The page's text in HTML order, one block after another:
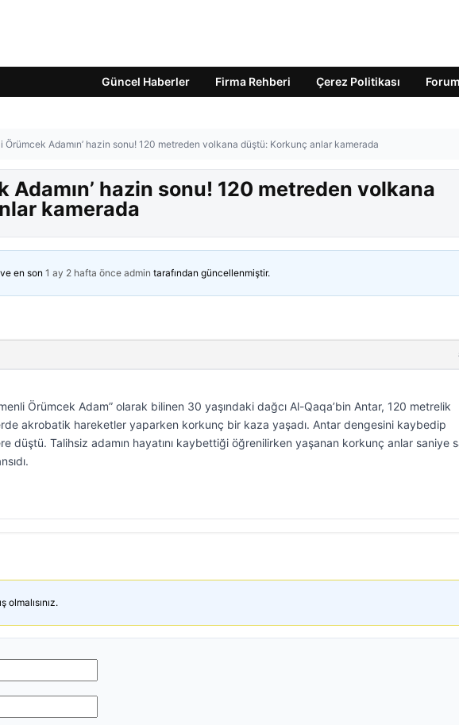
Güncel Haberler Firma Rehberi Çerez Politikası Forum
Örümcek Adamın’ hazin sonu! 120 metreden volkana düştü: Korkunç anlar kamerada
Adamın’ hazin sonu! 120 metreden volkana
kamerada
en son 1 ay 2 hafta önce admin tarafından güncellenmiştir.
Örümcek Adam” olarak bilinen 30 yaşındaki dağcı Al-Qaqa’bin Antar, 120 metrelik
akrobatik hareketler yaparken korkunç bir kaza yaşadı. Antar dengesini kaybedip
düştü. Talihsiz adamın hayatını kaybettiği öğrenilirken yaşanan korkunç anlar saniye
olmalısınız.